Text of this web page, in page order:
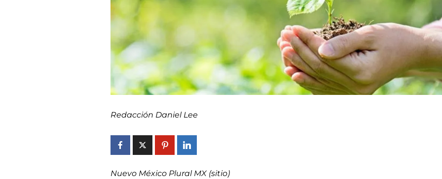
Redacción Daniel Lee
Nuevo México Plural MX (sitio)